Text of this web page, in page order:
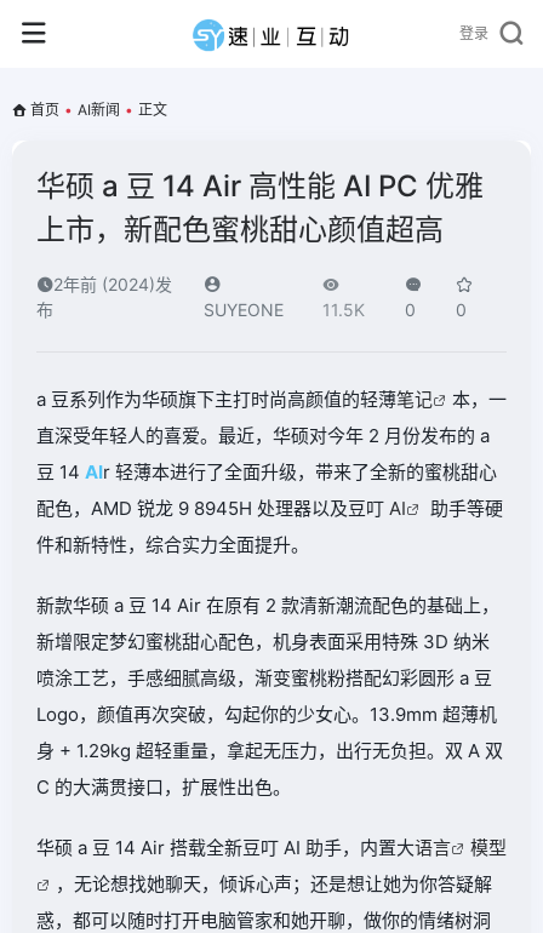
登录
首页 • AI新闻 • 正文
华硕 a 豆 14 Air 高性能 AI PC 优雅
上市，新配色蜜桃甜心颜值超高
2年前 (2024)发
布
SUYEONE 11.5K 0 0
a 豆系列作为华硕旗下主打时尚高颜值的轻薄笔记
本，一
直深受年轻人的喜爱。最近，华硕对今年 2 月份发布的 a
豆 14 AIr 轻薄本进行了全面升级，带来了全新的蜜桃甜心
配色，AMD 锐龙 9 8945H 处理器以及豆叮 AI
助手等硬
件和新特性，综合实力全面提升。
新款华硕 a 豆 14 Air 在原有 2 款清新潮流配色的基础上，
新增限定梦幻蜜桃甜心配色，机身表面采用特殊 3D 纳米
喷涂工艺，手感细腻高级，渐变蜜桃粉搭配幻彩圆形 a 豆
Logo，颜值再次突破，勾起你的少女心。13.9mm 超薄机
身 + 1.29kg 超轻重量，拿起无压力，出行无负担。双 A 双
C 的大满贯接口，扩展性出色。
华硕 a 豆 14 Air 搭载全新豆叮 AI 助手，内置大语言
模型
，无论想找她聊天，倾诉心声；还是想让她为你答疑解
惑，都可以随时打开电脑管家和她开聊，做你的情绪树洞